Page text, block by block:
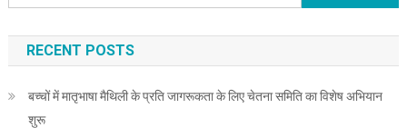
RECENT POSTS
बच्चों में मातृभाषा मैथिली के प्रति जागरूकता के लिए चेतना समिति का विशेष अभियान
शुरू